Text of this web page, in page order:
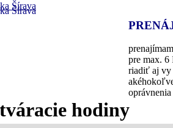
pre max. 6
riadiť aj vy
oprávnenia
hodiny